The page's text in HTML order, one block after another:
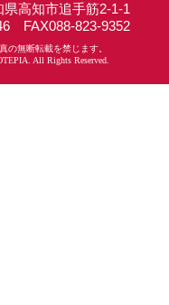
県高知市追手筋2-1-1
FAX088-823-9352
の無断転載を禁じます。
All Rights Reserved.